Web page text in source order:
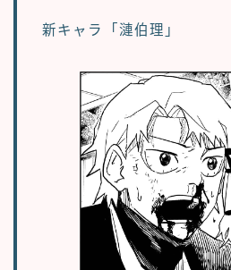
新キャラ 「漣伯理」